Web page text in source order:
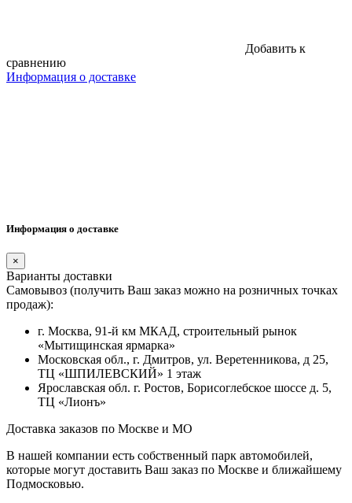
Добавить к
сравнению
Информация о доставке
Информация о доставке
×
Варианты доставки
Самовывоз (получить Ваш заказ можно на розничных точках
продаж):
г. Москва, 91-й км МКАД, строительный рынок
«Мытищинская ярмарка»
Московская обл., г. Дмитров, ул. Веретенникова, д 25,
ТЦ «ШПИЛЕВСКИЙ» 1 этаж
Ярославская обл. г. Ростов, Борисоглебское шоссе д. 5,
ТЦ «Лионъ»
Доставка заказов по Москве и МО
В нашей компании есть собственный парк автомобилей,
которые могут доставить Ваш заказ по Москве и ближайшему
Подмосковью.